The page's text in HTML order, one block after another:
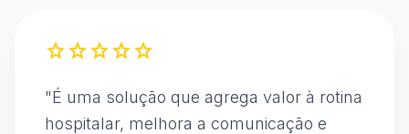
starstarstarstarstar
"É uma solução que agrega valor à rotina
hospitalar, melhora a comunicação e